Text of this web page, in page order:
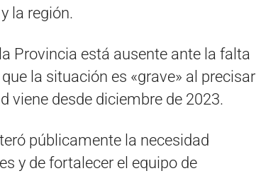
la región.
Provincia está ausente ante la falta
la situación es «grave» al precisar
viene desde diciembre de 2023.
públicamente la necesidad
y de fortalecer el equipo de